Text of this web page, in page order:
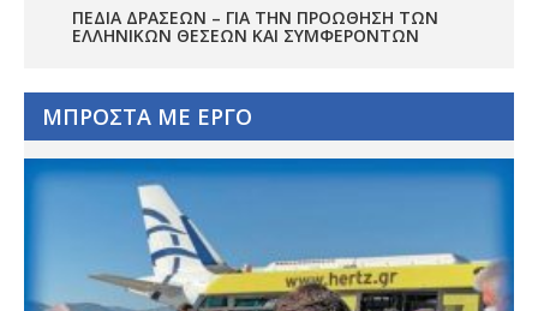
ΠΕΔΊΑ ΔΡΆΣΕΩΝ – ΓΙΑ ΤΗΝ ΠΡΟΏΘΗΣΗ ΤΩΝ
ΕΛΛΗΝΙΚΏΝ ΘΈΣΕΩΝ ΚΑΙ ΣΥΜΦΕΡΌΝΤΩΝ
ΜΠΡΟΣΤΑ ΜΕ ΕΡΓΟ